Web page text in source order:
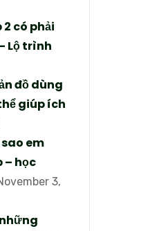
2 có phải
Lộ trình
đồ dùng
giúp ích
em
– học
3,